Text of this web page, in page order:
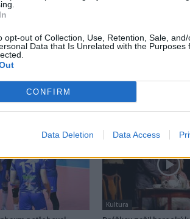
opt-out of Collection, Use, Retention, Sale,
Data that Is Unrelated with the Purposes
CONFIRM
Data Deletion Data Access
Zkusil ujet hlídce s
Kultura